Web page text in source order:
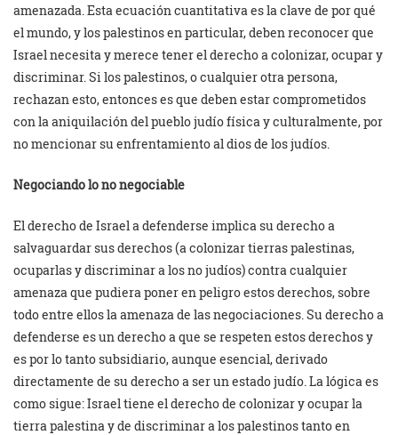
amenazada. Esta ecuación cuantitativa es la clave de por qué
el mundo, y los palestinos en particular, deben reconocer que
Israel necesita y merece tener el derecho a colonizar, ocupar y
discriminar. Si los palestinos, o cualquier otra persona,
rechazan esto, entonces es que deben estar comprometidos
con la aniquilación del pueblo judío física y culturalmente, por
no mencionar su enfrentamiento al dios de los judíos.
Negociando lo no negociable
El derecho de Israel a defenderse implica su derecho a
salvaguardar sus derechos (a colonizar tierras palestinas,
ocuparlas y discriminar a los no judíos) contra cualquier
amenaza que pudiera poner en peligro estos derechos, sobre
todo entre ellos la amenaza de las negociaciones. Su derecho a
defenderse es un derecho a que se respeten estos derechos y
es por lo tanto subsidiario, aunque esencial, derivado
directamente de su derecho a ser un estado judío. La lógica es
como sigue: Israel tiene el derecho de colonizar y ocupar la
tierra palestina y de discriminar a los palestinos tanto en